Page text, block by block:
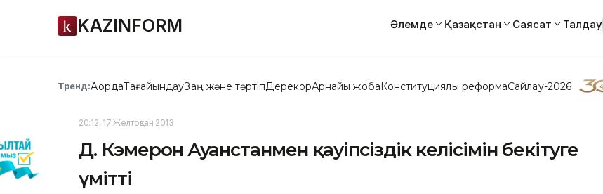
KAZINFORM Әлемде Қазақстан Саясат Талдау
Тренд:АқордаТағайындауЗаң және тәртіпДерекқорАрнайы жобаКонституциялық реформаСайлау-2026
20:12, 17 Желтоқсан 2013
Д. Кэмерон Ауғанстанмен қауіпсіздік келісімін бекітуге
үмітті